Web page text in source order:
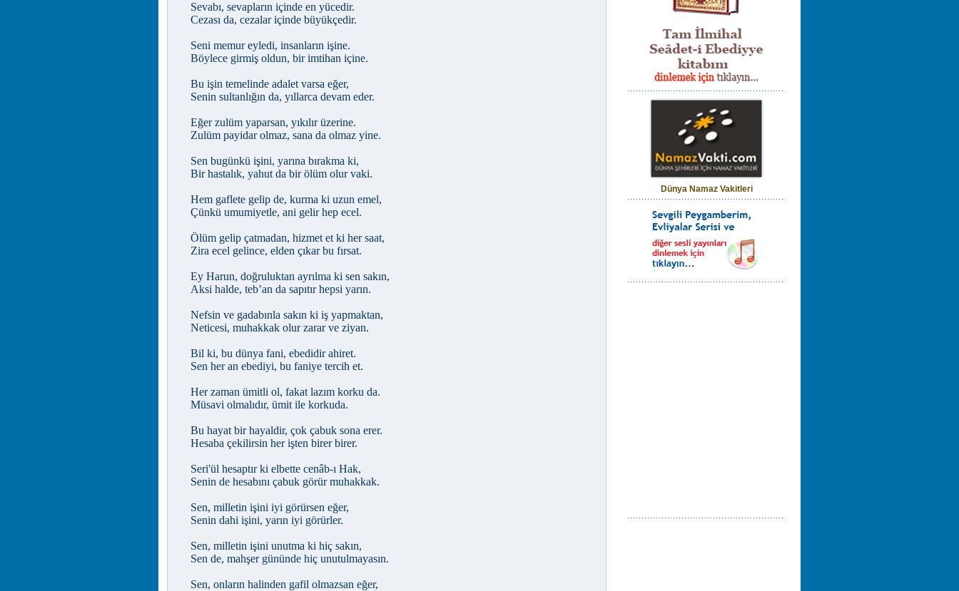
Sevabı, sevapların içinde en yücedir.
Cezası da, cezalar içinde büyükçedir.
Seni memur eyledi, insanların işine.
Böylece girmiş oldun, bir imtihan içine.
Bu işin temelinde adalet varsa eğer,
Senin sultanlığın da, yıllarca devam eder.
Eğer zulüm yaparsan, yıkılır üzerine.
Zulüm payidar olmaz, sana da olmaz yine.
Sen bugünkü işini, yarına bırakma ki,
Bir hastalık, yahut da bir ölüm olur vaki.
Hem gaflete gelip de, kurma ki uzun emel,
Çünkü umumiyetle, ani gelir hep ecel.
Ölüm gelip çatmadan, hizmet et ki her saat,
Zira ecel gelince, elden çıkar bu fırsat.
Ey Harun, doğruluktan ayrılma ki sen sakın,
Aksi halde, teb’an da sapıtır hepsi yarın.
Nefsin ve gadabınla sakın ki iş yapmaktan,
Neticesi, muhakkak olur zarar ve ziyan.
Bil ki, bu dünya fani, ebedidir ahiret.
Sen her an ebediyi, bu faniye tercih et.
Her zaman ümitli ol, fakat lazım korku da.
Müsavi olmalıdır, ümit ile korkuda.
Bu hayat bir hayaldir, çok çabuk sona erer.
Hesaba çekilirsin her işten birer birer.
Seri'ül hesaptır ki elbette cenâb-ı Hak,
Senin de hesabını çabuk görür muhakkak.
Sen, milletin işini iyi görürsen eğer,
Senin dahi işini, yarın iyi görürler.
Sen, milletin işini unutma ki hiç sakın,
Sen de, mahşer gününde hiç unutulmayasın.
Sen, onların halinden gafil olmazsan eğer,
Dünya Namaz Vakitleri